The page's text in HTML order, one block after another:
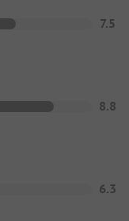
7.5
8.8
6.3